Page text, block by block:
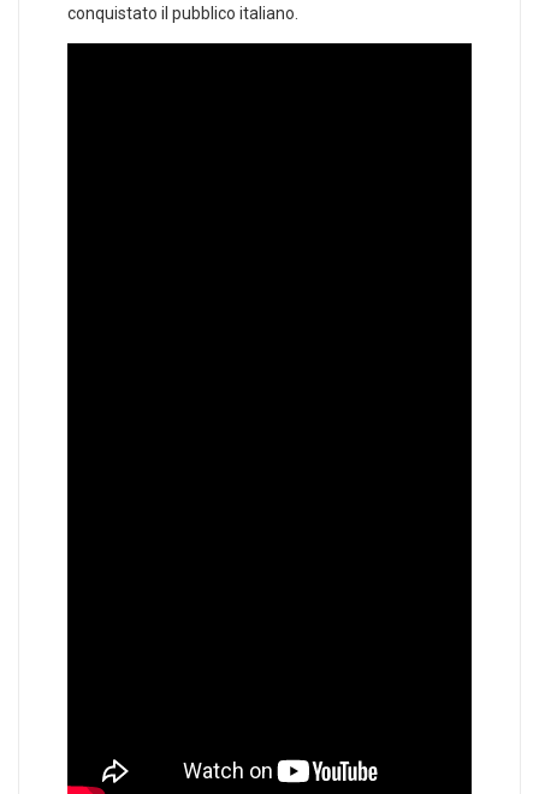
conquistato il pubblico italiano.